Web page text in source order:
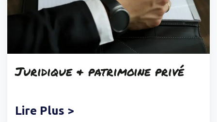
Juridique & patrimoine privé
Lire Plus >